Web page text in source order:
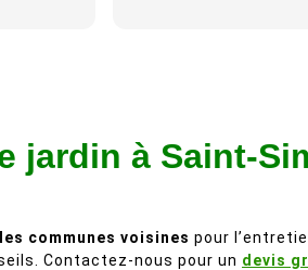
dangereuse. M Villiers
équipes connaissent
vraiment sympathique.
jardin à Saint-
communes voisines pour
Contactez-nous pour un devis